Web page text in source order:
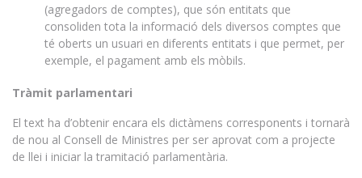
(agregadors de comptes), que són entitats que
consoliden tota la informació dels diversos comptes que
té oberts un usuari en diferents entitats i que permet, per
exemple, el pagament amb els mòbils.
Tràmit parlamentari
El text ha d’obtenir encara els dictàmens corresponents i tornarà
de nou al Consell de Ministres per ser aprovat com a projecte
de llei i iniciar la tramitació parlamentària.